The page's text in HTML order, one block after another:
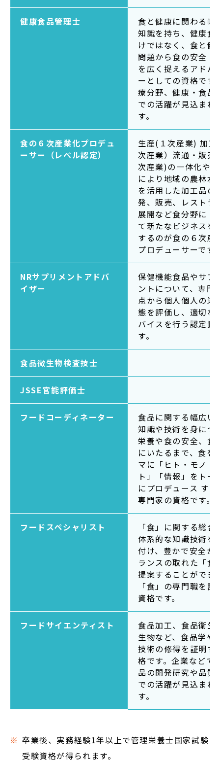
健康食品管理士
食と健康に関わる幅
知識を持ち、健康食
けではなく、食と健
問題から食の安全・
を広く捉えるアドバ
ーとしての資格です
療分野、健康・食品
での活躍が見込まれ
す。
食の６次産業化プロデュ
ーサー（レベル認定）
生産(１次産業) 加
次産業）流通・販売
次産業)の一体化や
により地域の農林水
を活用した加工品の
発、販売、レストラ
展開など食分野に
て新たなビジネスを
するのが食の６次産
プロデューサーです
NRサプリメントアドバ
イザー
保健機能食品やサプ
ントについて、専門
点から個人個人の栄
態を評価し、適切な
バイスを行う認定資
す。
食品微生物検査技士
JSSE官能評価士
フードコーディネーター
食品に関する幅広い
知識や技術を身につ
栄養や食の安全、食
にいたるまで、食を
マに「ヒト・モノ・
ト」「情報」をトー
にプロデュース す
専門家の資格です。
フードスペシャリスト
「食」に関する総合
体系的な知識技術を
付け、豊かで安全か
ランスの取れた「食
提案することができ
「食」の専門職を証
資格です。
フードサイエンティスト
食品加工、食品衛生
生物など、食品学や
技術の修得を証明す
格です。企業などで
品の開発研究や品質
での活躍が見込まれ
す。
卒業後、実務経験1年以上で管理栄養士国家試験
受験資格が得られます。